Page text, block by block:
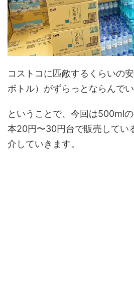
コストコに匹敵するくらいの
ボトル）がずらっとならんでい
ということで、今回は500ml
本20円〜30円台で販売してい
介していきます。